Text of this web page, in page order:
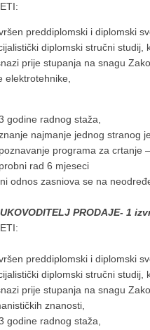
preddiplomski i diplomski
diplomski stručni
prije stupanja na snagu
elektrotehnike,
godine radnog staža,
najmanje jednog stranog
poznavanje programa za crtanje
probni rad 6 mjeseci
odnos zasniova se na
PRODAJE- 1
preddiplomski i diplomski
diplomski stručni
prije stupanja na snagu
znanosti,
godine radnog staža,